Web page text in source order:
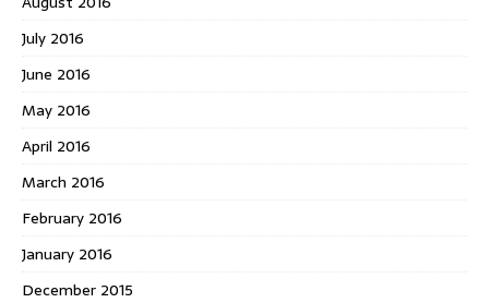
July 2016
June 2016
May 2016
April 2016
March 2016
February 2016
January 2016
December 2015